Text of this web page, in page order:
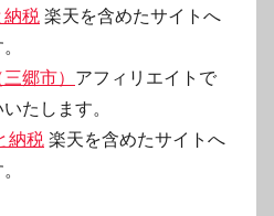
納税 楽天を含めたサイトへ
郷市） アフィリエイトで
たします。
納税 楽天を含めたサイトへ